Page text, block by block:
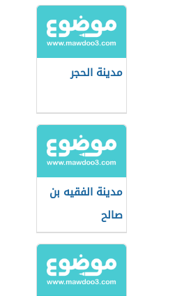
مدينة الحجر
مدينة الفقيه بن
صالح